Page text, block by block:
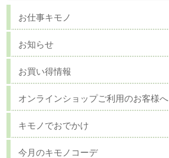
お仕事キモノ
お知らせ
お買い得情報
オンラインショップご利用のお客様へ
キモノでおでかけ
今月のキモノコーデ